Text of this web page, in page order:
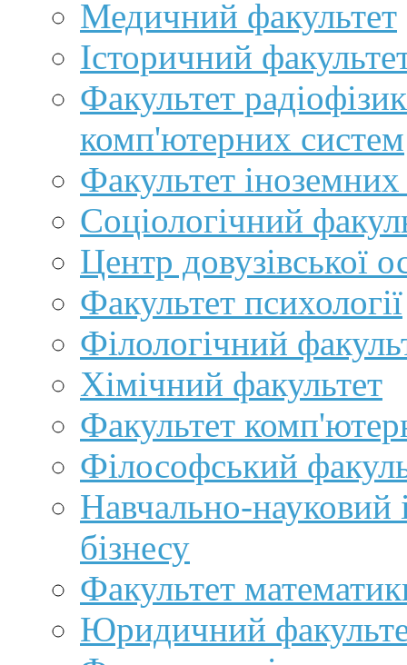
Медичний факультет
Історичний
Факультет
комп'ютерних систем
Факультет
Соціологічний
Центр довузівської
Факультет психології
Філологічний
Хімічний факультет
Факультет
Філософський
Навчально-науковий
бізнесу
Факультет
Юридичний